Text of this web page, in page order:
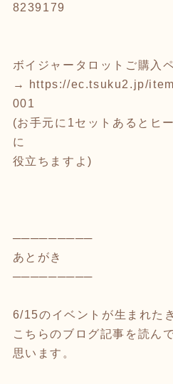
8239179
ボイジャータロットご購入
→
https://ec.tsuku2.jp/
001
(お手元に1セットあるとヒ
に
役立ちますよ)
─────────
あとがき
─────────
6/15のイベントが生まれた
こちらのブログ記事を読ん
思います。